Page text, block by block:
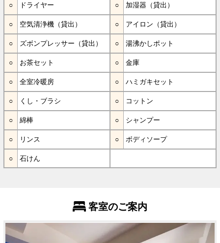
ドライヤー 加湿器（貸出）
空気清浄機（貸出） アイロン（貸出）
ズボンプレッサー（貸出） 湯沸かしポット
お茶セット 金庫
全室冷暖房 ハミガキセット
くし・ブラシ コットン
綿棒 シャンプー
リンス ボディソープ
石けん
客室のご案内